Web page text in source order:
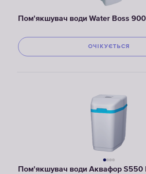
Пом'якшувач води Water Boss 900
ОЧІКУЄТЬСЯ
Пом'якшувач води Аквафор S550